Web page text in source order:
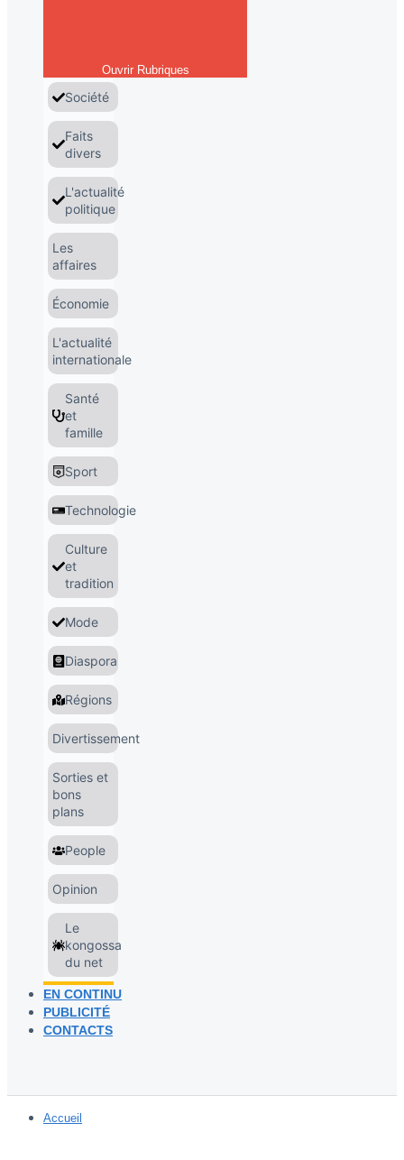
Ouvrir Rubriques
Société
Faits
divers
L'actualité
politique
Les
affaires
Économie
L'actualité
internationale
Santé
et
famille
Sport
Technologie
Culture
et
tradition
Mode
Diaspora
Régions
Divertissement
Sorties et
bons
plans
People
Opinion
Le
kongossa
du net
EN CONTINU
PUBLICITÉ
CONTACTS
Accueil